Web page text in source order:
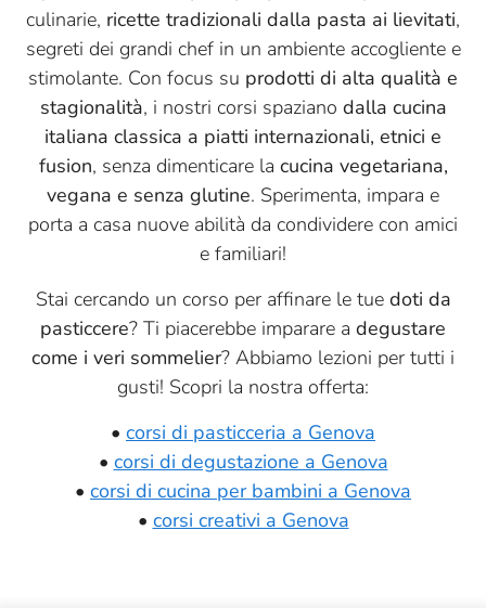
culinarie, ricette tradizionali dalla pasta ai lievitati,
segreti dei grandi chef in un ambiente accogliente e
stimolante. Con focus su prodotti di alta qualità e
stagionalità, i nostri corsi spaziano dalla cucina
italiana classica a piatti internazionali, etnici e
fusion, senza dimenticare la cucina vegetariana,
vegana e senza glutine. Sperimenta, impara e
porta a casa nuove abilità da condividere con amici
e familiari!
Stai cercando un corso per affinare le tue doti da
pasticcere? Ti piacerebbe imparare a degustare
come i veri sommelier? Abbiamo lezioni per tutti i
gusti! Scopri la nostra offerta:
• corsi di pasticceria a Genova
• corsi di degustazione a Genova
• corsi di cucina per bambini a Genova
• corsi creativi a Genova